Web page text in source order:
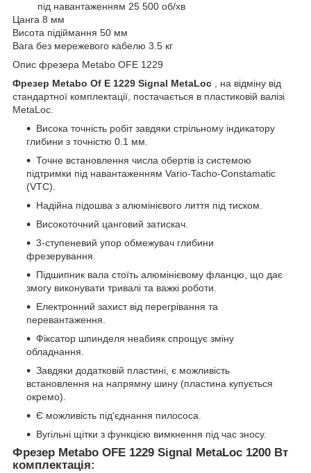
під навантаженням 25 500 об/хв
Цанга 8 мм
Висота підіймання 50 мм
Вага без мережевого кабелю 3.5 кг
Опис фрезера Metabo OFE 1229
Фрезер Metabo Of E 1229 Signal MetaLoc , на відміну від
стандартної комплектації, постачається в пластиковій валізі
MetaLoc.
Висока точність робіт завдяки стрільному індикатору
глибини з точністю 0.1 мм.
Точне встановлення числа обертів із системою
підтримки під навантаженням Vario-Tacho-Constamatic
(VTC).
Надійна підошва з алюмінієвого лиття під тиском.
Високоточний цанговий затискач.
3-ступеневий упор обмежувач глибини
фрезерування.
Підшипник вала стоїть алюмінієвому фланцю, що дає
змогу виконувати тривалі та важкі роботи.
Електронний захист від перегрівання та
перевантаження.
Фіксатор шпинделя неабияк спрощує зміну
обладнання.
Завдяки додатковій пластині, є можливість
встановлення на напрямну шину (пластина купується
окремо).
Є можливість під'єднання пилососа.
Вугільні щітки з функцією вимкнення під час зносу.
Фрезер Metabo OFE 1229 Signal MetaLoc 1200 Вт
комплектація: